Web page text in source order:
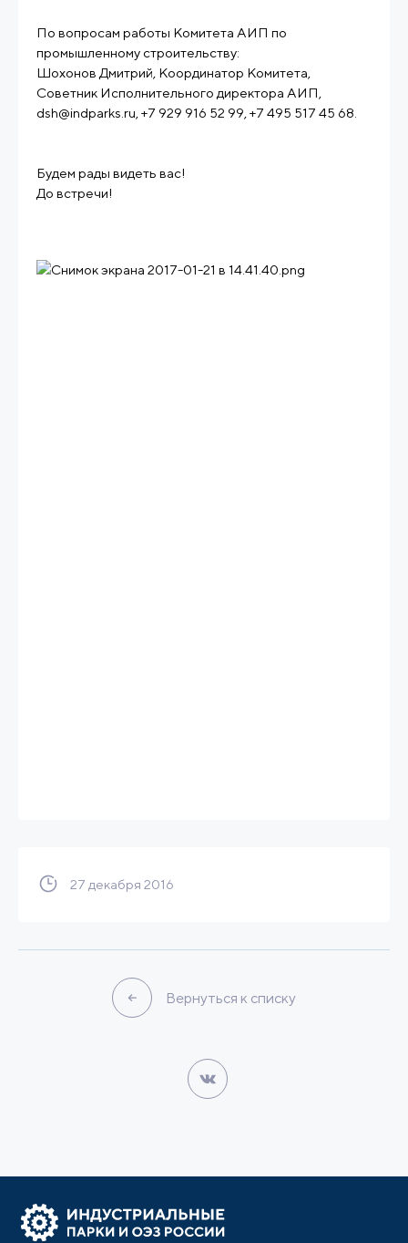
По вопросам работы Комитета АИП по
промышленному строительству:
Шохонов Дмитрий, Координатор Комитета,
Советник Исполнительного директора АИП,
dsh@indparks.ru, +7 929 916 52 99, +7 495 517 45 68.
Будем рады видеть вас!
До встречи!
27 декабря 2016
Вернуться к списку